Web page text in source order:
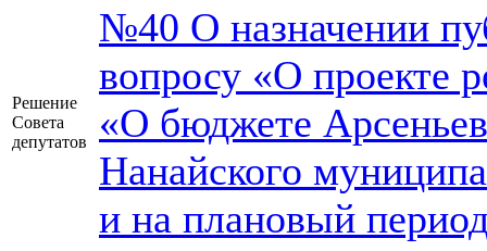
Решение
Совета
депутатов
№40 О назначении
вопросу «О проекте
«О бюджете
Нанайского
и на плановый